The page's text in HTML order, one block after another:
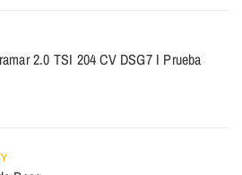
2.0 TSI 204 CV DSG7 I Prueba